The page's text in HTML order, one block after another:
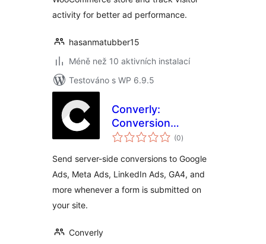
activity for better ad performance.
hasanmatubber15
Méně než 10 aktivních instalací
Testováno s WP 6.9.5
Converly:
Conversion
Tracking for Gravity
Contact Form 7 &
More
(0celkové
hodnocení
)
Send server-side conversions to Google
Ads, Meta Ads, LinkedIn Ads, GA4, and
more whenever a form is submitted on
your site.
Converly